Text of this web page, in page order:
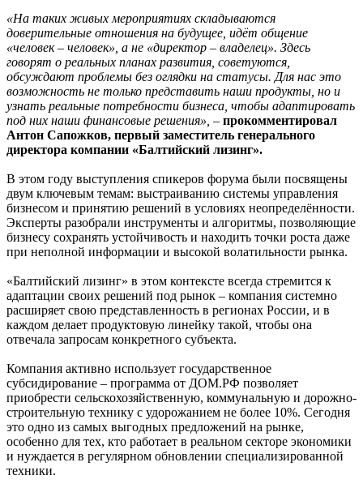
«На таких живых мероприятиях складываются
доверительные отношения на будущее, идёт общение
«человек – человек», а не «директор – владелец». Здесь
говорят о реальных планах развития, советуются,
обсуждают проблемы без оглядки на статусы. Для нас это
возможность не только представить наши продукты, но и
узнать реальные потребности бизнеса, чтобы адаптировать
под них наши финансовые решения», – прокомментировал
Антон Сапожков, первый заместитель генерального
директора компании «Балтийский лизинг».
В этом году выступления спикеров форума были посвящены
двум ключевым темам: выстраиванию системы управления
бизнесом и принятию решений в условиях неопределённости.
Эксперты разобрали инструменты и алгоритмы, позволяющие
бизнесу сохранять устойчивость и находить точки роста даже
при неполной информации и высокой волатильности рынка.
«Балтийский лизинг» в этом контексте всегда стремится к
адаптации своих решений под рынок – компания системно
расширяет свою представленность в регионах России, и в
каждом делает продуктовую линейку такой, чтобы она
отвечала запросам конкретного субъекта.
Компания активно использует государственное
субсидирование – программа от ДОМ.РФ позволяет
приобрести сельскохозяйственную, коммунальную и дорожно-
строительную технику с удорожанием не более 10%. Сегодня
это одно из самых выгодных предложений на рынке,
особенно для тех, кто работает в реальном секторе экономики
и нуждается в регулярном обновлении специализированной
техники.